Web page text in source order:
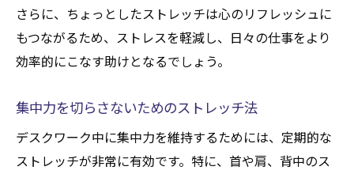
さらに、ちょっとしたストレッチは心のリフレッシュに
もつながるため、ストレスを軽減し、日々の仕事をより
効率的にこなす助けとなるでしょう。
集中力を切らさないためのストレッチ法
デスクワーク中に集中力を維持するためには、定期的な
ストレッチが非常に有効です。特に、首や肩、背中のス